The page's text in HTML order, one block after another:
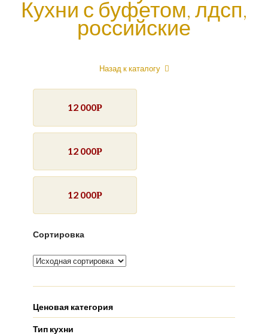
Кухни с буфетом, лдсп,
российские
Назад к каталогу
12 000Р
12 000Р
12 000Р
Сортировка
Ценовая категория
Тип кухни